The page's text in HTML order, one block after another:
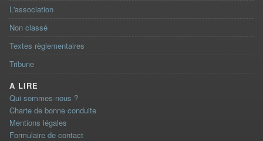
L'association
Non classé
Textes règlementaires
Tribune
A LIRE
Qui sommes-nous ?
Charte de bonne conduite
Mentions légales
Formulaire de contact